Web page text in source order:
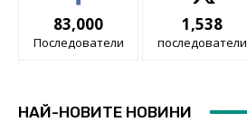
83,000
Последователи
1,538
последователи
НАЙ-НОВИТЕ НОВИНИ